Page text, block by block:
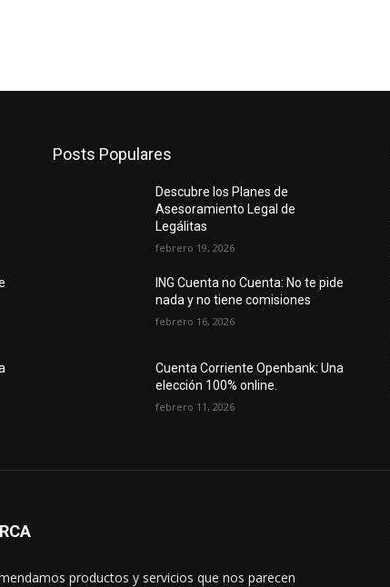
Posts Populares
Descubre los Planes de
Asesoramiento Legal de
Legálitas
febrero 19, 2026
ING Cuenta no Cuenta: No te pide
nada y no tiene comisiones
febrero 16, 2026
Cuenta Corriente Openbank: Una
elección 100% online.
febrero 11, 2026
productos y servicios que nos parecen